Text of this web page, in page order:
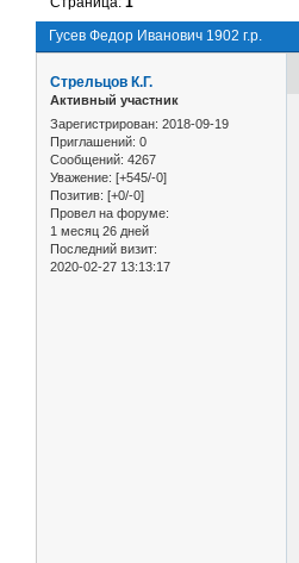
Гусев Федор Иванович 1902 г.р.
Стрельцов К.Г.
Активный участник
Зарегистрирован: 2018-09-19
Приглашений: 0
Сообщений: 4267
Уважение: [+545/-0]
Позитив: [+0/-0]
Провел на форуме:
1 месяц 26 дней
Последний визит:
2020-02-27 13:13:17